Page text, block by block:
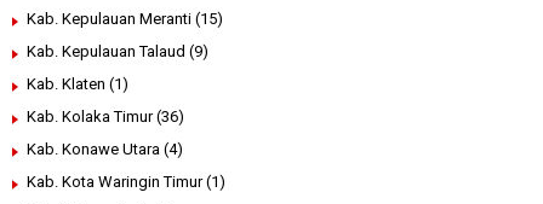
Kab. Kepulauan Meranti (15)
Kab. Kepulauan Talaud (9)
Kab. Klaten (1)
Kab. Kolaka Timur (36)
Kab. Konawe Utara (4)
Kab. Kota Waringin Timur (1)